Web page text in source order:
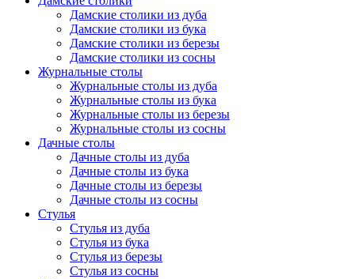
Дамские столики из дуба
Дамские столики из бука
Дамские столики из березы
Дамские столики из сосны
Журнальные столы
Журнальные столы из дуба
Журнальные столы из бука
Журнальные столы из березы
Журнальные столы из сосны
Дачные столы
Дачные столы из дуба
Дачные столы из бука
Дачные столы из березы
Дачные столы из сосны
Стулья
Стулья из дуба
Стулья из бука
Стулья из березы
Стулья из сосны